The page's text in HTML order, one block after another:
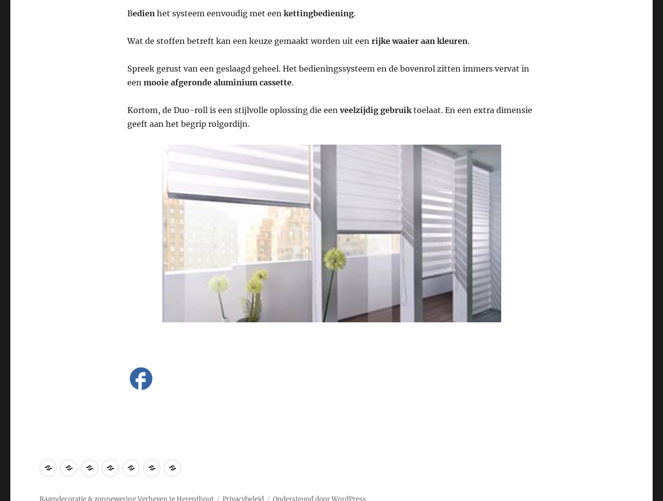
Bedien het systeem eenvoudig met een kettingbediening.
Wat de stoffen betreft kan een keuze gemaakt worden uit een rijke waaier aan kleuren.
Spreek gerust van een geslaagd geheel. Het bedieningssysteem en de bovenrol zitten immers vervat in
een mooie afgeronde aluminium cassette.
Kortom, de Duo-roll is een stijlvolle oplossing die een veelzijdig gebruik toelaat. En een extra dimensie
geeft aan het begrip rolgordijn.
HomeAchtergrond
Locatie-Raamdecoratie
Bedrijven
scholen
PromotiePrivacybeleid